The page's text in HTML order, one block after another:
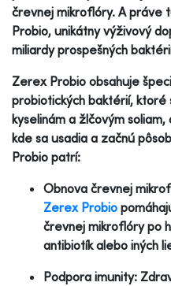
črevnej mikroflóry. A práve
Probio, unikátny výživový
miliardy prospešných
Zerex Probio obsahuje
probiotických baktérií, ktoré
kyselinám a žlčovým
kde sa usadia a začnú
Probio patrí:
Obnova črevnej
Zerex Probio
črevnej mikroflóry po
antibiotík alebo iných
Podpora imunity: